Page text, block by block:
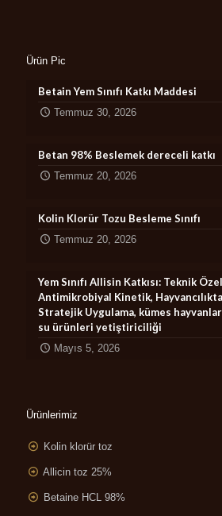
Ürün Pic
Betain Yem Sınıfı Katkı Maddesi
Temmuz 30, 2026
Betan 98% Beslemek dereceli katkı
Temmuz 20, 2026
Kolin Klorür Tozu Besleme Sınıfı
Temmuz 20, 2026
Yem Sınıfı Allisin Katkısı: Teknik
Antimikrobiyal Kinetik, Hayvancılıkta
Stratejik Uygulama, kümes
su ürünleri yetiştiriciliği
Mayıs 5, 2026
Ürünlerimiz
Kolin klorür toz
Allicin toz 25%
Betaine HCL 98%